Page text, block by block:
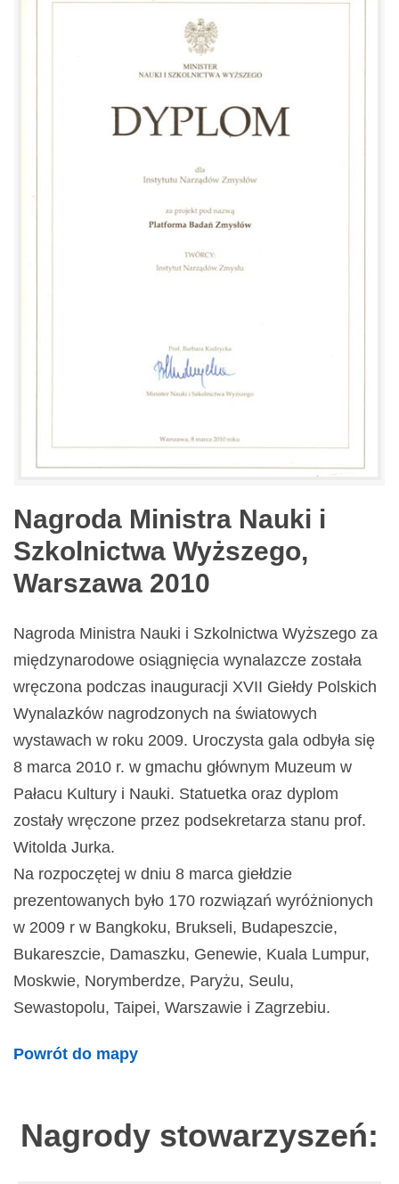
Nagroda Ministra Nauki i
Szkolnictwa Wyższego,
Warszawa 2010
Nagroda Ministra Nauki i Szkolnictwa Wyższego za
międzynarodowe osiągnięcia wynalazcze została
wręczona podczas inauguracji XVII Giełdy Polskich
Wynalazków nagrodzonych na światowych
wystawach w roku 2009. Uroczysta gala odbyła się
8 marca 2010 r. w gmachu głównym Muzeum w
Pałacu Kultury i Nauki. Statuetka oraz dyplom
zostały wręczone przez podsekretarza stanu prof.
Witolda Jurka.
Na rozpoczętej w dniu 8 marca giełdzie
prezentowanych było 170 rozwiązań wyróżnionych
w 2009 r w Bangkoku, Brukseli, Budapeszcie,
Bukareszcie, Damaszku, Genewie, Kuala Lumpur,
Moskwie, Norymberdze, Paryżu, Seulu,
Sewastopolu, Taipei, Warszawie i Zagrzebiu.
Powrót do mapy
Nagrody stowarzyszeń: